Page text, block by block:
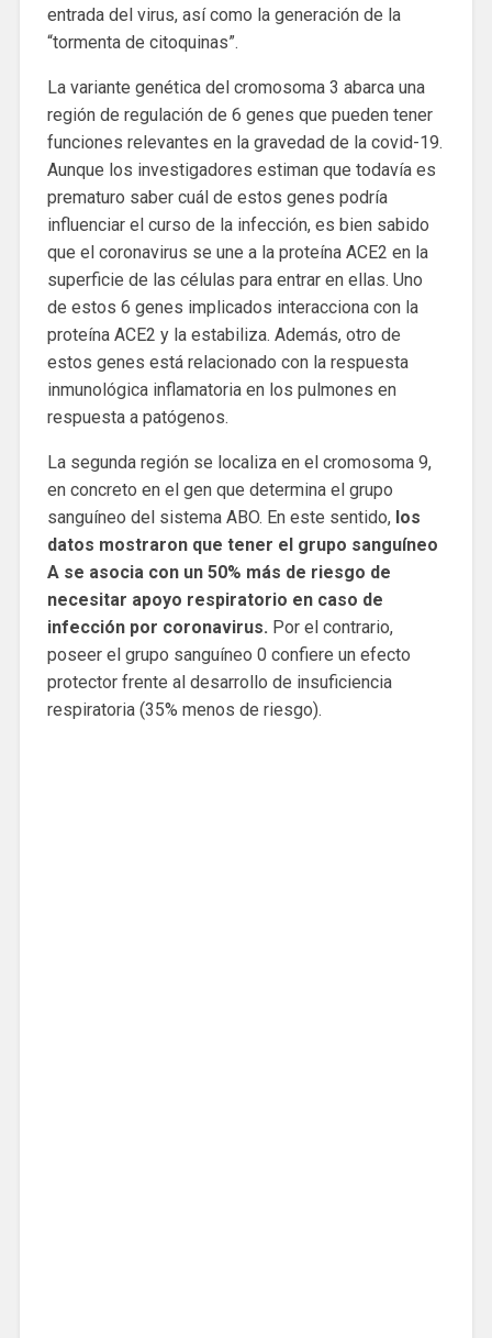
entrada del virus, así como la generación de la
“tormenta de citoquinas”.
La variante genética del cromosoma 3 abarca una
región de regulación de 6 genes que pueden tener
funciones relevantes en la gravedad de la covid-19.
Aunque los investigadores estiman que todavía es
prematuro saber cuál de estos genes podría
influenciar el curso de la infección, es bien sabido
que el coronavirus se une a la proteína ACE2 en la
superficie de las células para entrar en ellas. Uno
de estos 6 genes implicados interacciona con la
proteína ACE2 y la estabiliza. Además, otro de
estos genes está relacionado con la respuesta
inmunológica inflamatoria en los pulmones en
respuesta a patógenos.
La segunda región se localiza en el cromosoma 9,
en concreto en el gen que determina el grupo
sanguíneo del sistema ABO. En este sentido, los
datos mostraron que tener el grupo sanguíneo
A se asocia con un 50% más de riesgo de
necesitar apoyo respiratorio en caso de
infección por coronavirus. Por el contrario,
poseer el grupo sanguíneo 0 confiere un efecto
protector frente al desarrollo de insuficiencia
respiratoria (35% menos de riesgo).